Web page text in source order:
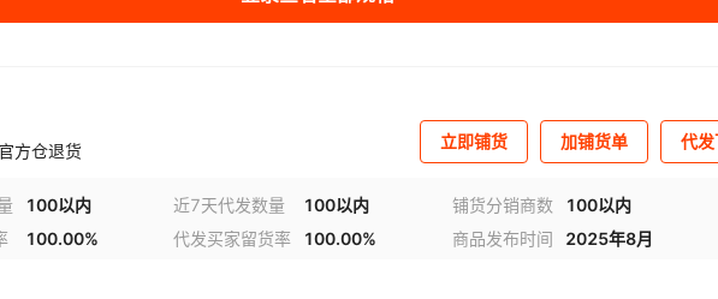
官方仓退货 立即铺货 加铺货单 代
100以内 近7天代发数量 100以内 铺货分销商数
100以内
100.00% 代发买家留货率 100.00% 商品发布时间 2025年8月